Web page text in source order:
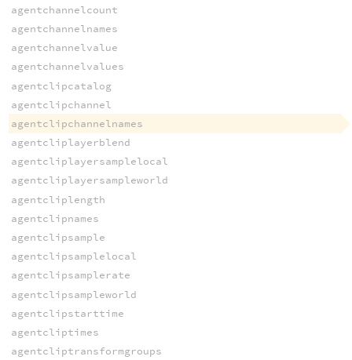
agentchannelcount
agentchannelnames
agentchannelvalue
agentchannelvalues
agentclipcatalog
agentclipchannel
agentclipchannelnames
agentcliplayerblend
agentcliplayersamplelocal
agentcliplayersampleworld
agentcliplength
agentclipnames
agentclipsample
agentclipsamplelocal
agentclipsamplerate
agentclipsampleworld
agentclipstarttime
agentcliptimes
agentcliptransformgroups